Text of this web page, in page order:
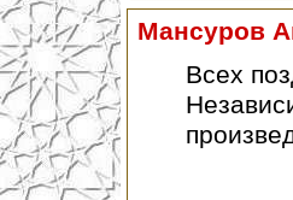
Мансуров
Всех